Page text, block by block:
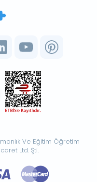
Ve Eğitim Öğretim
Ltd. Şti.